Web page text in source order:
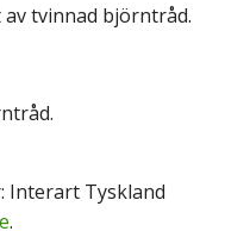
tvinnad björntråd.
Interart Tyskland
.